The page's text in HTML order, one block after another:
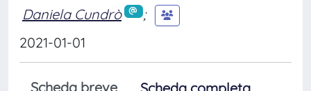
Daniela Cundrò
;
2021-01-01
Scheda breve